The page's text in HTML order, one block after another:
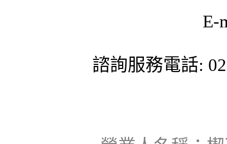
E-
諮詢服務電話: